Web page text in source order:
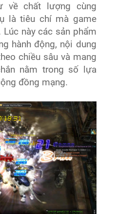
về chất lượng cùng
là tiêu chí mà game
này các sản phẩm
hành động, nội dung
chiều sâu và mang
nằm trong số lựa
đồng mạng.